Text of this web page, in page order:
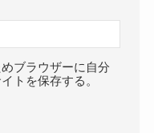
ブラウザーに自分
トを保存する。